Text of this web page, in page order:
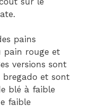
pains
pain rouge et
versions sont
bregado et sont
blé à faible
faible